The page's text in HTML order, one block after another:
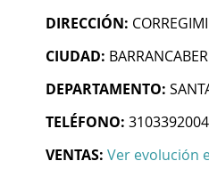
DIRECCIÓN:
CIUDAD:
DEPARTAMENTO:
TELÉFONO: 3103392004
VENTAS: Ver evolución